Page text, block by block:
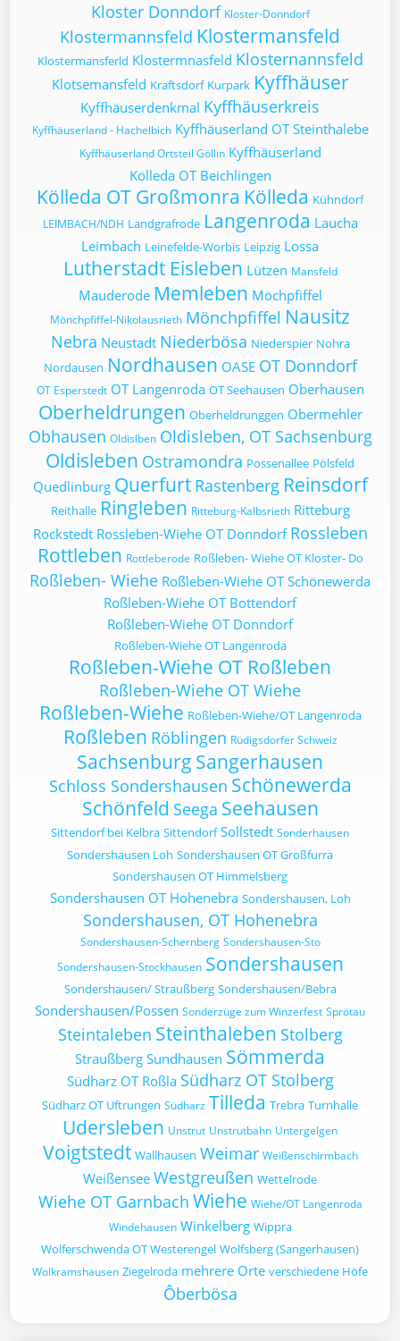
Kloster Donndorf Kloster-Donndorf
Klostermannsfeld Klostermansfeld
Klostermansferld Klostermnasfeld Klosternannsfeld
Klotsemansfeld Kraftsdorf Kurpark Kyffhäuser
Kyffhäuserdenkmal Kyffhäuserkreis
Kyffhäuserland - Hachelbich Kyffhäuserland OT Steinthalebe
Kyffhäuserland Ortsteil Göllin Kyffhäuserland
Kölleda OT Beichlingen
Kölleda OT Großmonra Kölleda Kühndorf
LEIMBACH/NDH Landgrafrode Langenroda Laucha
Leimbach Leinefelde-Worbis Leipzig Lossa
Lutherstadt Eisleben Lützen Mansfeld
Mauderode Memleben Möchpfiffel
Mönchpfiffel-Nikolausrieth Mönchpfiffel Nausitz
Nebra Neustadt Niederbösa Niederspier Nohra
Nordausen Nordhausen OASE OT Donndorf
OT Esperstedt OT Langenroda OT Seehausen Oberhausen
Oberheldrungen Oberheldrunggen Obermehler
Obhausen Oldislben Oldisleben, OT Sachsenburg
Oldisleben Ostramondra Possenallee Pölsfeld
Quedlinburg Querfurt Rastenberg Reinsdorf
Reithalle Ringleben Ritteburg-Kalbsrieth Ritteburg
Rockstedt Rossleben-Wiehe OT Donndorf Rossleben
Rottleben Rottleberode Roßleben- Wiehe OT Kloster- Do
Roßleben- Wiehe Roßleben-Wiehe OT Schönewerda
Roßleben-Wiehe OT Bottendorf
Roßleben-Wiehe OT Donndorf
Roßleben-Wiehe OT Langenroda
Roßleben-Wiehe OT Roßleben
Roßleben-Wiehe OT Wiehe
Roßleben-Wiehe Roßleben-Wiehe/OT Langenroda
Roßleben Röblingen Rüdigsdorfer Schweiz
Sachsenburg Sangerhausen
Schloss Sondershausen Schönewerda
Schönfeld Seega Seehausen
Sittendorf bei Kelbra Sittendorf Sollstedt Sonderhausen
Sondershausen Loh Sondershausen OT Großfurra
Sondershausen OT Himmelsberg
Sondershausen OT Hohenebra Sondershausen, Loh
Sondershausen, OT Hohenebra
Sondershausen-Schernberg Sondershausen-Sto
Sondershausen-Stockhausen Sondershausen
Sondershausen/ Straußberg Sondershausen/Bebra
Sondershausen/Possen Sonderzüge zum Winzerfest Sprötau
Steintaleben Steinthaleben Stolberg
Straußberg Sundhausen Sömmerda
Südharz OT Roßla Südharz OT Stolberg
Südharz OT Uftrungen Südharz Tilleda Trebra Turnhalle
Udersleben Unstrut Unstrutbahn Untergelgen
Voigtstedt Wallhausen Weimar Weißenschirmbach
Weißensee Westgreußen Wettelrode
Wiehe OT Garnbach Wiehe Wiehe/OT Langenroda
Windehausen Winkelberg Wippra
Wolferschwenda OT Westerengel Wolfsberg (Sangerhausen)
Wolkramshausen Ziegelroda mehrere Orte verschiedene Höfe
Ôberbösa